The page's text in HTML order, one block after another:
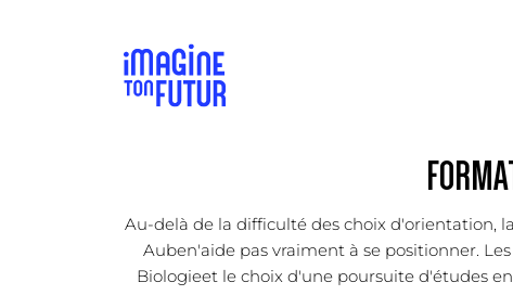
Au-delà de la difficulté des choix d'orientation,
Auben'aide pas vraiment à se positionner.
Biologieet le choix d'une poursuite d'études